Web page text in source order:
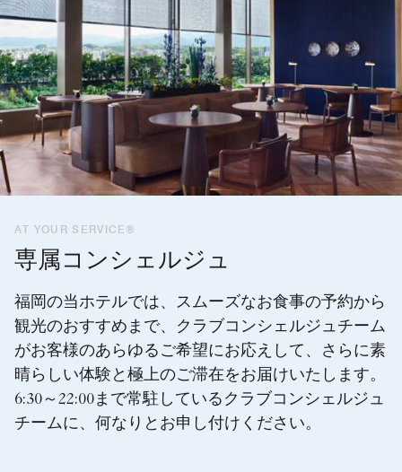
AT YOUR SERVICE®
専属コンシェルジュ
福岡の当ホテルでは、スムーズなお食事の予約から
観光のおすすめまで、クラブコンシェルジュチーム
がお客様のあらゆるご希望にお応えして、さらに素
晴らしい体験と極上のご滞在をお届けいたします。
6:30～22:00まで常駐しているクラブコンシェルジュ
チームに、何なりとお申し付けください。